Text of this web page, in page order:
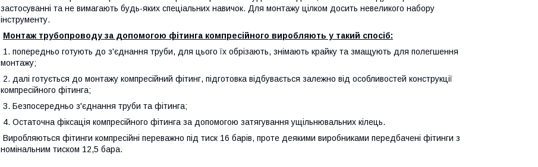
застосуванні та не вимагають будь-яких спеціальних навичок. Для монтажу цілком досить невеликого набору
інструменту.
Монтаж трубопроводу за допомогою фітинга компресійного виробляють у такий спосіб:
1. попередньо готують до з'єднання труби, для цього їх обрізають, знімають крайку та змащують для полегшення
монтажу;
2. далі готується до монтажу компресійний фітинг, підготовка відбувається залежно від особливостей конструкції
компресійного фітинга;
3. Безпосередньо з'єднання труби та фітинга;
4. Остаточна фіксація компресійного фітинга за допомогою затягування ущільнювальних кілець.
Виробляються фітинги компресійні переважно під тиск 16 барів, проте деякими виробниками передбачені фітинги з
номінальним тиском 12,5 бара.